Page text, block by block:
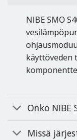
NIBE SMO
käyttöveden
Onko NIBE
Missä